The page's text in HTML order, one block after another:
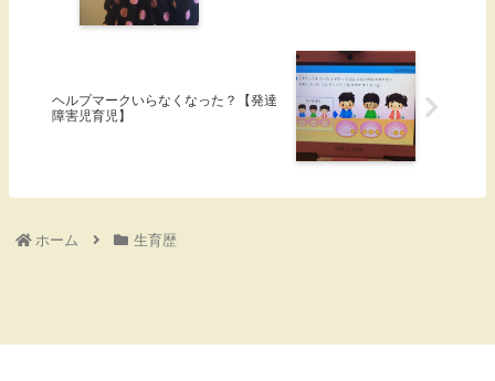
ヘルプマークいらなくなった？【発達
障害児育児】
ホーム 生育歴